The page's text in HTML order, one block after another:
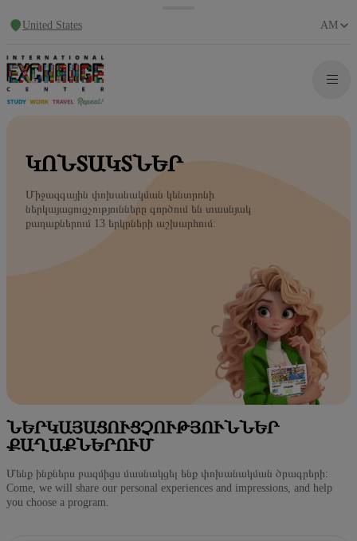
United States AM
ԿՈՆՏԱԿՏՆԵՐ
Միջազգային փոխանակման կենտրոնի
ներկայացուցչությունները գործում են տասնյակ
քաղաքներում 13 երկրների աշխարհում:
ՆԵՐԿԱՅԱՑՈՒՑՉՈՒԹՅՈՒՆՆԵՐ
ՔԱՂԱՔՆԵՐՈՒՄ
Մենք ինքներս բազմիցս մասնակցել ենք փոխանակման ծրագրերի:
Come, we will share our personal experiences and impressions, and help
you choose a program.